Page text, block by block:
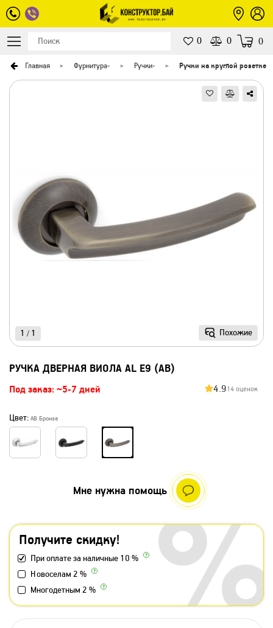
0 0 0
Главная Фурнитура- Ручки- Ручки на круглой розетке
Похожие
1 / 1
РУЧКА ДВЕРНАЯ ВИОЛА AL E9 (АВ)
Под заказ: ~5-7 дней 4.914 оценок
Цвет: AB Бронза
Получите скидку!
При оплате за наличные 10 %
Новоселам 2 %
Многодетным 2 %
Мне нужна помощь